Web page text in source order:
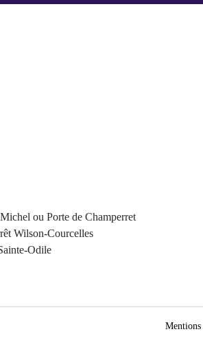
ou Porte de Champerret
Wilson-Courcelles
Odile
Mentions